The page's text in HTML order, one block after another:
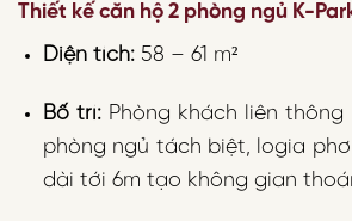
Thiết kế căn hộ 2 phòng ngủ K-
Diện tích:58 – 61 m²
Bố trí:Phòng khách liên thông
phòng ngủ tách biệt, logia
dài tới 6m tạo không gian